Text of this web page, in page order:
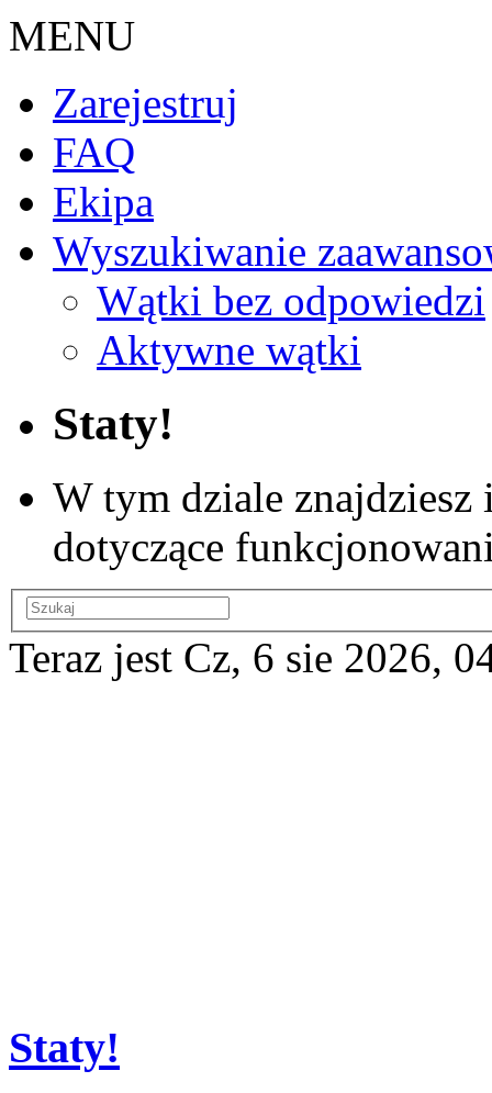
MENU
Zarejestruj
FAQ
Ekipa
Wyszukiwanie
Wątki bez odpowiedzi
Aktywne wątki
Staty!
W tym dziale
dotyczące
Teraz jest Cz, 6 sie 2026,
Staty!